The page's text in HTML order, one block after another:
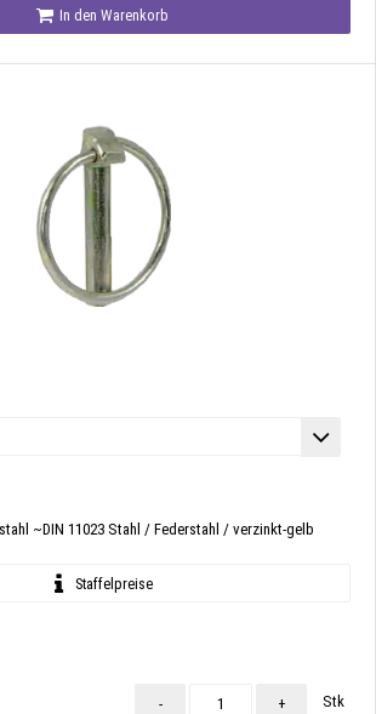
In den Warenkorb
~DIN 11023 Stahl / Federstahl / verzinkt-gelb
Staffelpreise
- + Stk